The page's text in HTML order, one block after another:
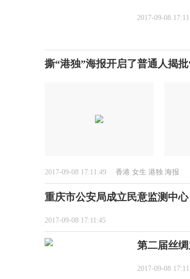
2017-09-08
撕“港独”海报开启了普通人揭
2017-09-08 17:11:49 香港 女生 港独 海报
重庆市公安局成立民意监测中
2017-09-08 17:11:45
第二届丝
2017-09-08